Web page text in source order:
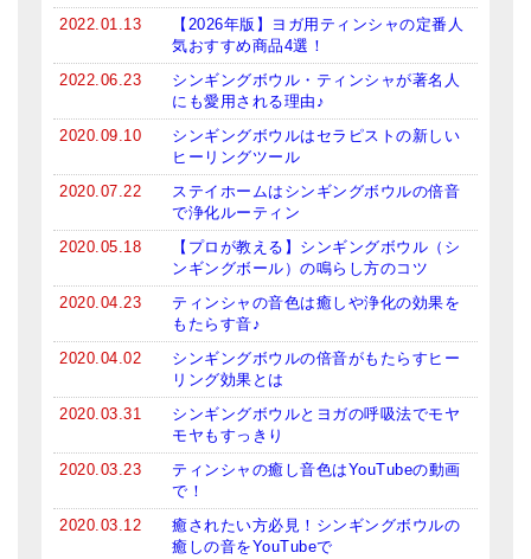
アウトレット
オリジナルグッズ
神々とつながるジュエリー
ヒーリング・マンダラポスター
ロゴステッカー・ポストカード各種
亡命チベット人尼僧のお守り・チャーム
チベット・マントラ・ヒーリングCD
ギフトラッピング
シンギングボウル講座
初級講座
倍音呼吸法レッスン
2022.01.13
【2026年版】ヨガ用ティンシャの定番人
気おすすめ商品4選！
2022.06.23
シンギングボウル・ティンシャが著名人
にも愛用される理由♪
2020.09.10
シンギングボウルはセラピストの新しい
ヒーリングツール
2020.07.22
ステイホームはシンギングボウルの倍音
で浄化ルーティン
2020.05.18
【プロが教える】シンギングボウル（シ
ンギングボール）の鳴らし方のコツ
2020.04.23
ティンシャの音色は癒しや浄化の効果を
もたらす音♪
2020.04.02
シンギングボウルの倍音がもたらすヒー
リング効果とは
2020.03.31
シンギングボウルとヨガの呼吸法でモヤ
モヤもすっきり
2020.03.23
ティンシャの癒し音色はYouTubeの動画
で！
2020.03.12
癒されたい方必見！シンギングボウルの
癒しの音をYouTubeで